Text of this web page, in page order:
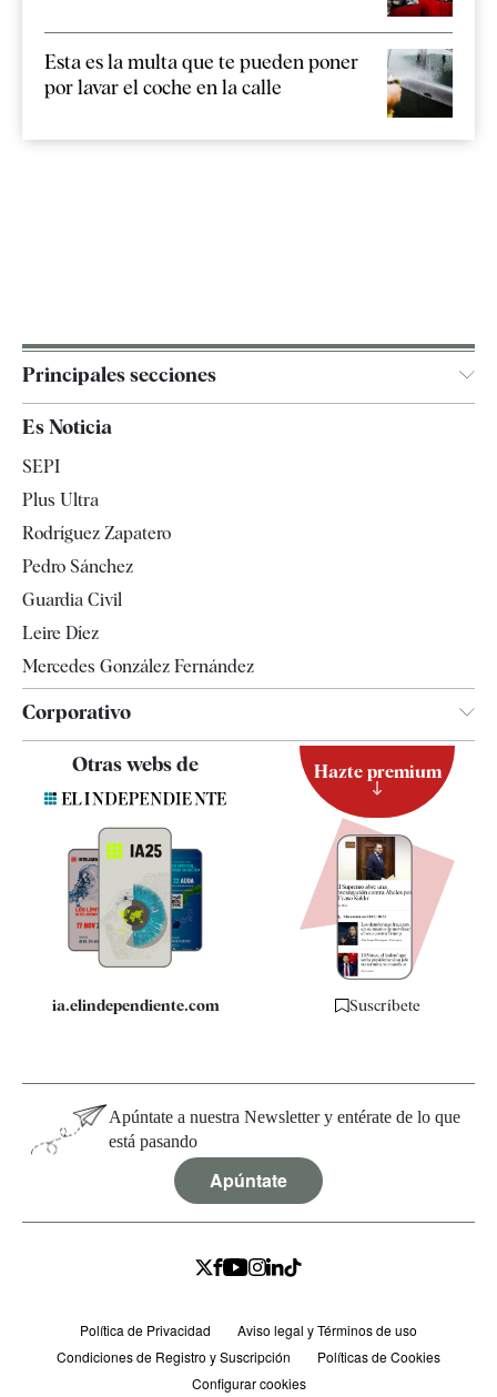
Esta es la multa que te pueden poner
por lavar el coche en la calle
Principales secciones
España
Televisión
Es Noticia
SEPI
Plus Ultra
Rodríguez Zapatero
Pedro Sánchez
Guardia Civil
Leire Díez
Mercedes González Fernández
Corporativo
Contacto
Quiénes somos
Especificaciones
Otras webs de
ia.elindependiente.com
Hazte premium
Suscríbete
Apúntate a nuestra Newsletter y entérate de lo que
está pasando
Apúntate
Política de Privacidad
Aviso legal y Términos de uso
Condiciones de Registro y Suscripción
Políticas de Cookies
Configurar cookies